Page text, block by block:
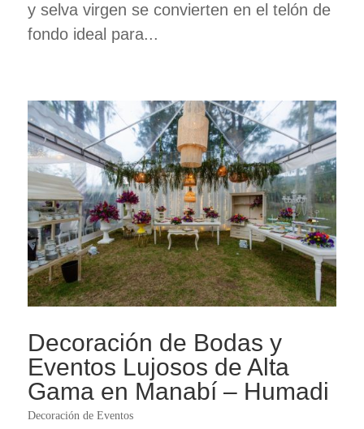
y selva virgen se convierten en el telón de
fondo ideal para...
Decoración de Bodas y
Eventos Lujosos de Alta
Gama en Manabí – Humadi
Decoración de Eventos